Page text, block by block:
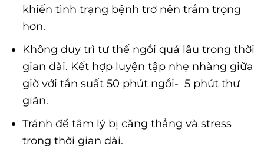
khiến tình trạng bệnh trở nên trầm trọng
hơn.
Không duy trì tư thế ngồi quá lâu trong thời
gian dài. Kết hợp luyện tập nhẹ nhàng giữa
giờ với tần suất 50 phút ngồi- 5 phút thư
giãn.
Tránh để tâm lý bị căng thẳng và stress
trong thời gian dài.